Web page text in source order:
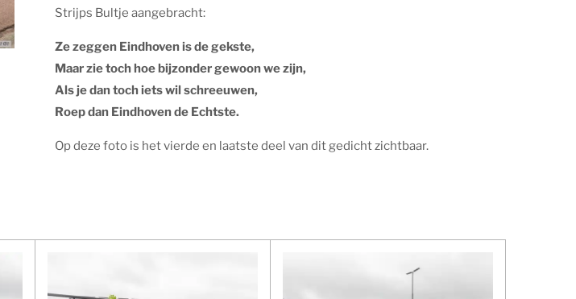
Strijps Bultje aangebracht:
Ze zeggen Eindhoven is de gekste,
Maar zie toch hoe bijzonder gewoon we zijn,
Als je dan toch iets wil schreeuwen,
Roep dan Eindhoven de Echtste.
Op deze foto is het vierde en laatste deel van dit gedicht zichtbaar.